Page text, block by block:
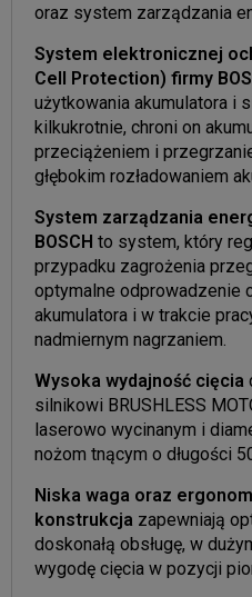
oraz system zarządzania
System elektronicznej
Cell Protection) firmy
użytkowania akumulatora i
kilkukrotnie, chroni on
przeciążeniem i
głębokim rozładowaniem
System zarządzania
BOSCH to system, który
przypadku zagrożenia
optymalne odprowadzenie
akumulatora i w trakcie
nadmiernym nagrzaniem.
Wysoka wydajność cięcia
silnikowi BRUSHLESS
laserowo wycinanym i
nożom tnącym o długości
Niska waga oraz
konstrukcja zapewniają
doskonałą obsługę, w
wygodę cięcia w pozycji